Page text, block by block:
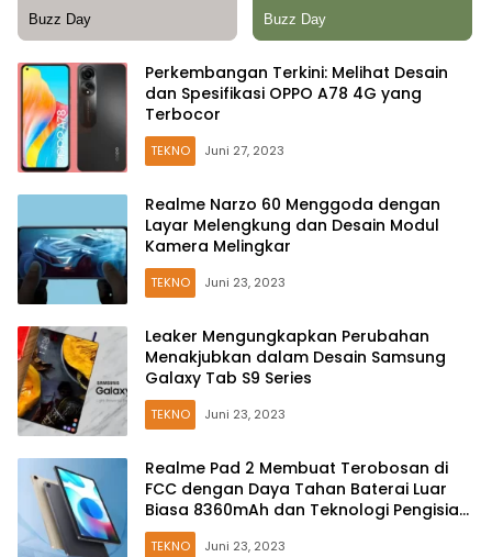
Perkembangan Terkini: Melihat Desain
dan Spesifikasi OPPO A78 4G yang
Terbocor
TEKNO Juni 27, 2023
Realme Narzo 60 Menggoda dengan
Layar Melengkung dan Desain Modul
Kamera Melingkar
TEKNO Juni 23, 2023
Leaker Mengungkapkan Perubahan
Menakjubkan dalam Desain Samsung
Galaxy Tab S9 Series
TEKNO Juni 23, 2023
Realme Pad 2 Membuat Terobosan di
FCC dengan Daya Tahan Baterai Luar
Biasa 8360mAh dan Teknologi Pengisian
Kilat 33W
TEKNO Juni 23, 2023